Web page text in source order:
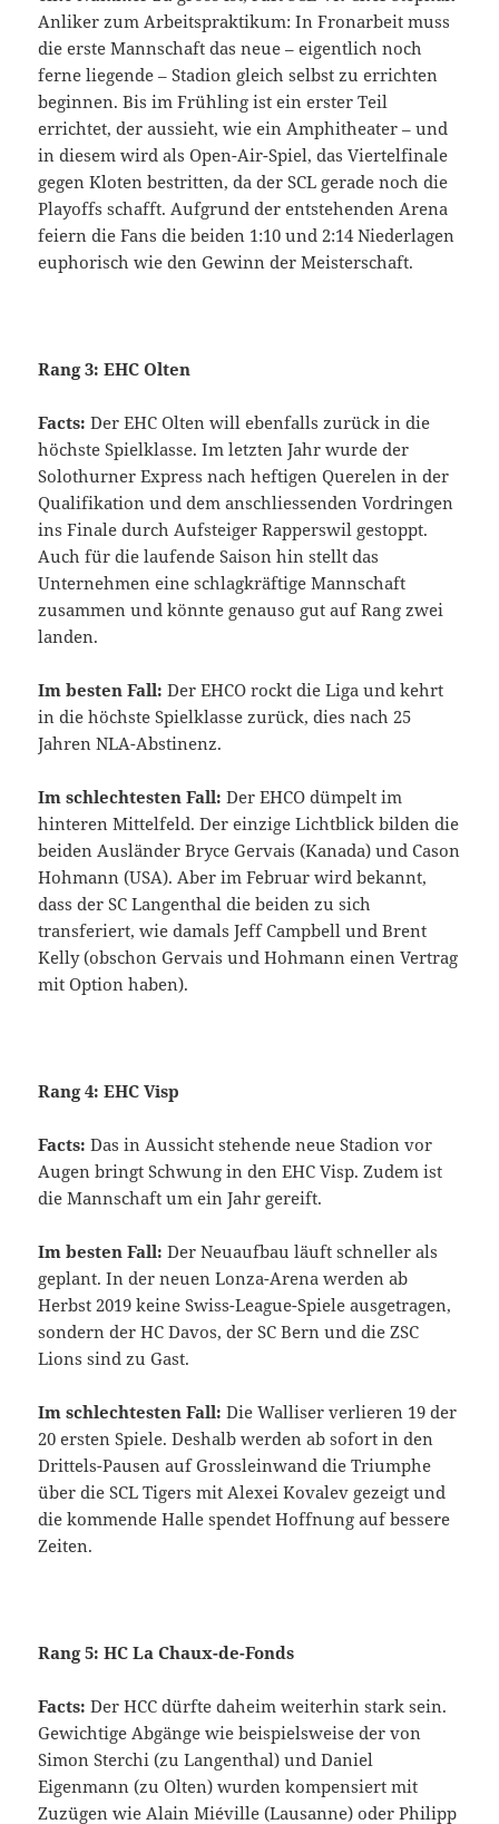
Anliker zum Arbeitspraktikum: In Fronarbeit muss
die erste Mannschaft das neue – eigentlich noch
ferne liegende – Stadion gleich selbst zu errichten
beginnen. Bis im Frühling ist ein erster Teil
errichtet, der aussieht, wie ein Amphitheater – und
in diesem wird als Open-Air-Spiel, das Viertelfinale
gegen Kloten bestritten, da der SCL gerade noch die
Playoffs schafft. Aufgrund der entstehenden Arena
feiern die Fans die beiden 1:10 und 2:14 Niederlagen
euphorisch wie den Gewinn der Meisterschaft.
Rang 3: EHC Olten
Facts: Der EHC Olten will ebenfalls zurück in die
höchste Spielklasse. Im letzten Jahr wurde der
Solothurner Express nach heftigen Querelen in der
Qualifikation und dem anschliessenden Vordringen
ins Finale durch Aufsteiger Rapperswil gestoppt.
Auch für die laufende Saison hin stellt das
Unternehmen eine schlagkräftige Mannschaft
zusammen und könnte genauso gut auf Rang zwei
landen.
Im besten Fall: Der EHCO rockt die Liga und kehrt
in die höchste Spielklasse zurück, dies nach 25
Jahren NLA-Abstinenz.
Im schlechtesten Fall: Der EHCO dümpelt im
hinteren Mittelfeld. Der einzige Lichtblick bilden die
beiden Ausländer Bryce Gervais (Kanada) und Cason
Hohmann (USA). Aber im Februar wird bekannt,
dass der SC Langenthal die beiden zu sich
transferiert, wie damals Jeff Campbell und Brent
Kelly (obschon Gervais und Hohmann einen Vertrag
mit Option haben).
Rang 4: EHC Visp
Facts: Das in Aussicht stehende neue Stadion vor
Augen bringt Schwung in den EHC Visp. Zudem ist
die Mannschaft um ein Jahr gereift.
Im besten Fall: Der Neuaufbau läuft schneller als
geplant. In der neuen Lonza-Arena werden ab
Herbst 2019 keine Swiss-League-Spiele ausgetragen,
sondern der HC Davos, der SC Bern und die ZSC
Lions sind zu Gast.
Im schlechtesten Fall: Die Walliser verlieren 19 der
20 ersten Spiele. Deshalb werden ab sofort in den
Drittels-Pausen auf Grossleinwand die Triumphe
über die SCL Tigers mit Alexei Kovalev gezeigt und
die kommende Halle spendet Hoffnung auf bessere
Zeiten.
Rang 5: HC La Chaux-de-Fonds
Facts: Der HCC dürfte daheim weiterhin stark sein.
Gewichtige Abgänge wie beispielsweise der von
Simon Sterchi (zu Langenthal) und Daniel
Eigenmann (zu Olten) wurden kompensiert mit
Zuzügen wie Alain Miéville (Lausanne) oder Philipp